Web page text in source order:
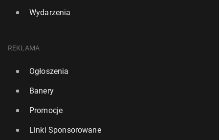
Wydarzenia
REKLAMA
Ogłoszenia
Banery
Promocje
Linki Sponsorowane